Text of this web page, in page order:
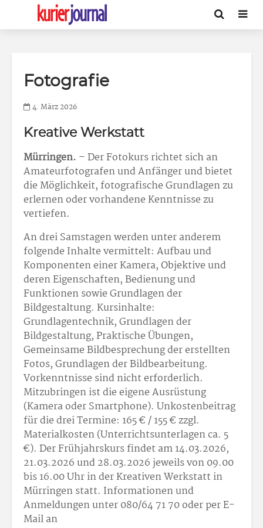
Fotografie
4. März 2026
Kreative Werkstatt
Mürringen. – Der Fotokurs richtet sich an
Amateurfotografen und Anfänger und bietet
die Möglichkeit, fotografische Grundlagen zu
erlernen oder vorhandene Kenntnisse zu
vertiefen.
An drei Samstagen werden unter anderem
folgende Inhalte vermittelt: Aufbau und
Komponenten einer Kamera, Objektive und
deren Eigenschaften, Bedienung und
Funktionen sowie Grundlagen der
Bildgestaltung. Kursinhalte:
Grundlagentechnik, Grundlagen der
Bildgestaltung, Praktische Übungen,
Gemeinsame Bildbesprechung der erstellten
Fotos, Grundlagen der Bildbearbeitung.
Vorkenntnisse sind nicht erforderlich.
Mitzubringen ist die eigene Ausrüstung
(Kamera oder Smartphone). Unkostenbeitrag
für die drei Termine: 165 € / 155 € zzgl.
Materialkosten (Unterrichtsunterlagen ca. 5
€). Der Frühjahrskurs findet am 14.03.2026,
21.03.2026 und 28.03.2026 jeweils von 09.00
bis 16.00 Uhr in der Kreativen Werkstatt in
Mürringen statt. Informationen und
Anmeldungen unter 080/64 71 70 oder per E-
Mail an